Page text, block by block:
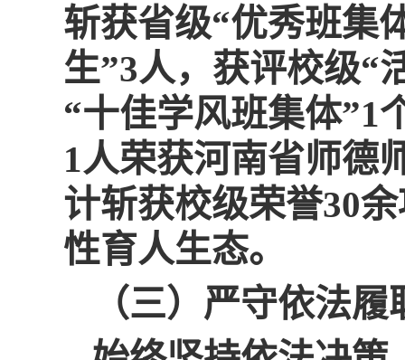
斩获省级“优秀班集
生”3人，获评校级“
“十佳学风班集体”1
1人荣获河南省师德
计斩获校级荣誉30
性育人生态。
（三）严守依法履